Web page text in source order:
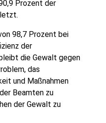
Prozent der
98,7 Prozent bei
der
die Gewalt gegen
das
und Maßnahmen
Beamten zu
der Gewalt zu